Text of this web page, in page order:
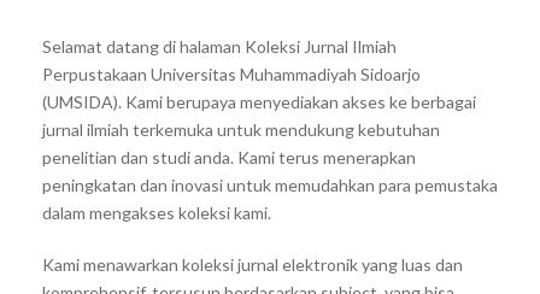
Selamat datang di halaman Koleksi Jurnal Ilmiah
Perpustakaan Universitas Muhammadiyah Sidoarjo
(UMSIDA). Kami berupaya menyediakan akses ke berbagai
jurnal ilmiah terkemuka untuk mendukung kebutuhan
penelitian dan studi anda. Kami terus menerapkan
peningkatan dan inovasi untuk memudahkan para pemustaka
dalam mengakses koleksi kami.
Kami menawarkan koleksi jurnal elektronik yang luas dan